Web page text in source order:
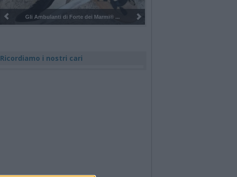
Pulizia del bosco del Rugareto a ...
Ricordiamo i nostri cari